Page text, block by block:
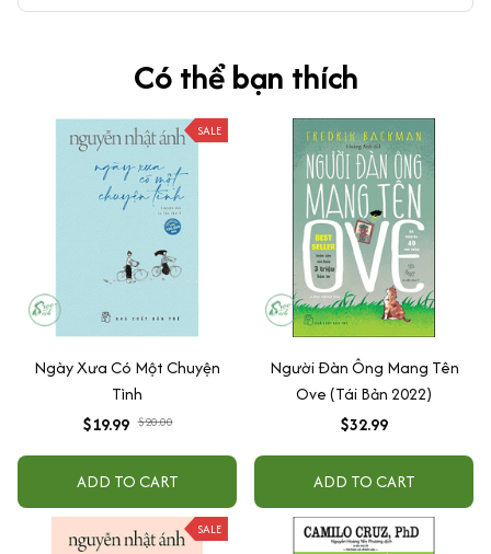
Có thể bạn thích
SALE
Ngày Xưa Có Một Chuyện
Tình
$19.99 $20.00
ADD TO CART
Người Đàn Ông Mang Tên
Ove (Tái Bản 2022)
$32.99
ADD TO CART
SALE